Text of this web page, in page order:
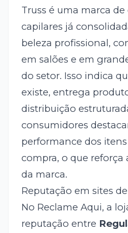
Truss é uma marca
capilares já
beleza profissional,
em salões e em
do setor. Isso indica
existe, entrega
distribuição
consumidores
performance dos
compra, o que reforça
da marca.
Reputação em sites
No Reclame Aqui, a
reputação entre